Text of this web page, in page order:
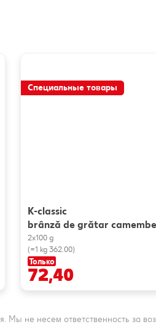
Специальные товары
K-classic
brânză de grătar
2x100 g
(=1 kg 362.00)
Только
72,40
не несем ответственность за